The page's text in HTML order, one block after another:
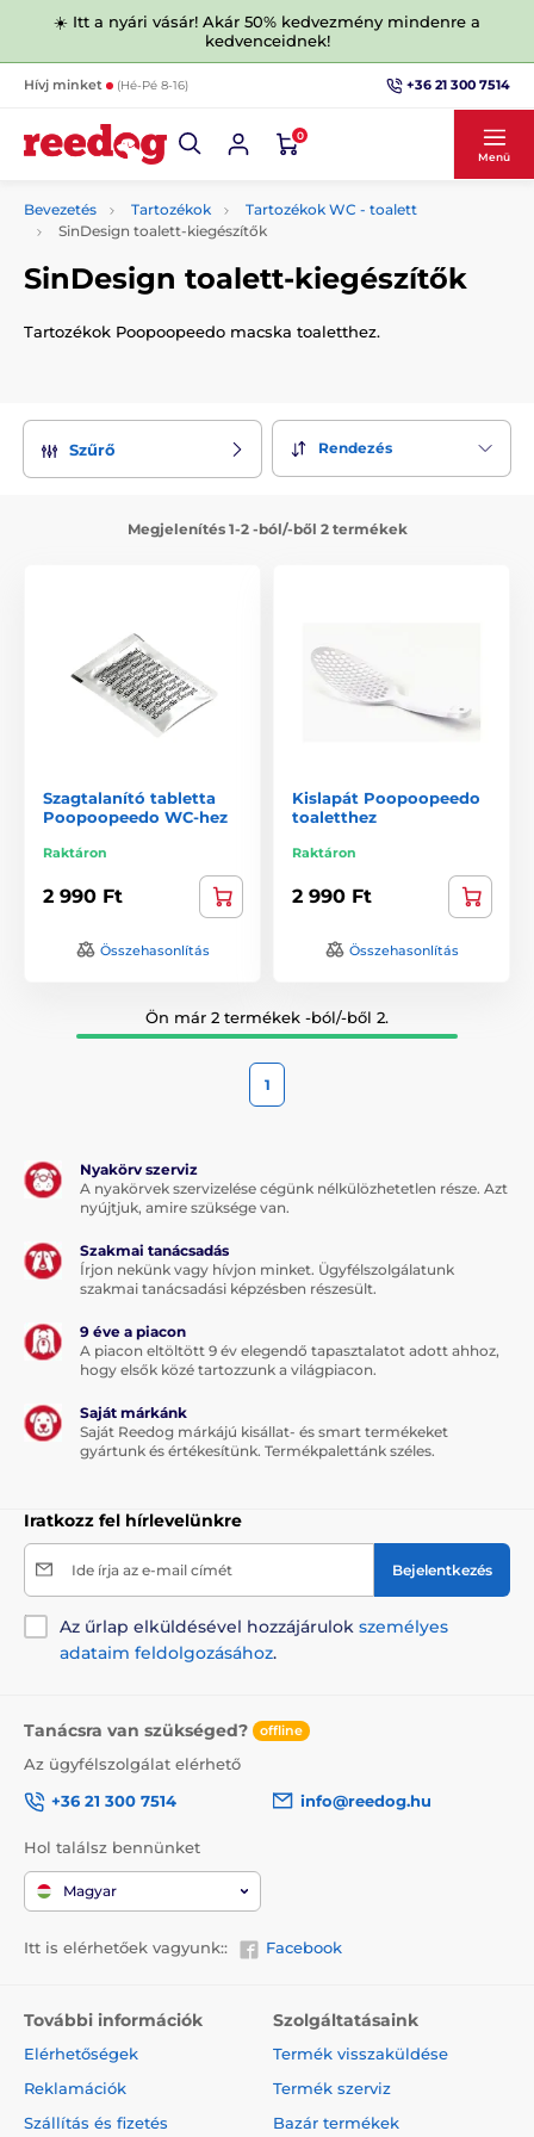
☀️ Itt a nyári vásár! Akár 50% kedvezmény mindenre a
kedvenceidnek!
Hívj minket (Hé-Pé 8-16) +36 21 300 7514
0
Menü
Bevezetés Tartozékok
Tartozékok WC - toalett
SinDesign toalett-kiegészítők
SinDesign toalett-kiegészítők
Tartozékok Poopoopeedo macska toaletthez.
Szűrő Rendezés
Megjelenítés 1-2 -ból/-ből 2 termékek
Szagtalanító tabletta
Poopoopeedo WC-hez
Raktáron
2 990 Ft
Összehasonlítás
Kislapát Poopoopeedo
toaletthez
Raktáron
2 990 Ft
Összehasonlítás
Ön már 2 termékek -ból/-ből 2.
1
Nyakörv szerviz
A nyakörvek szervizelése cégünk nélkülözhetetlen része. Azt
nyújtjuk, amire szüksége van.
Szakmai tanácsadás
Írjon nekünk vagy hívjon minket. Ügyfélszolgálatunk
szakmai tanácsadási képzésben részesült.
9 éve a piacon
A piacon eltöltött 9 év elegendő tapasztalatot adott ahhoz,
hogy elsők közé tartozzunk a világpiacon.
Saját márkánk
Saját Reedog márkájú kisállat- és smart termékeket
gyártunk és értékesítünk. Termékpalettánk széles.
Iratkozz fel hírlevelünkre
Ide írja az e-mail címét Bejelentkezés
Az űrlap elküldésével hozzájárulok személyes
adataim feldolgozásához.
Tanácsra van szükséged? offline
Az ügyfélszolgálat elérhető
+36 21 300 7514
info@reedog.hu
Hol találsz bennünket
Magyar
Itt is elérhetőek vagyunk:: Facebook
További információk
Elérhetőségek
Reklamációk
Szállítás és fizetés
Szolgáltatásaink
Termék visszaküldése
Termék szerviz
Bazár termékek